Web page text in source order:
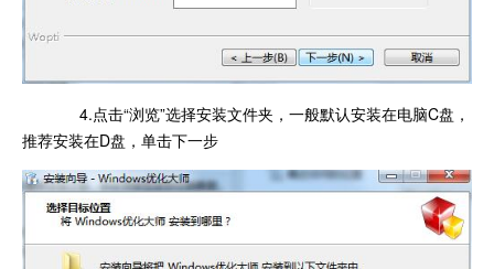
4.点击“浏览”选择安装文件夹，一般默认安装在电脑C盘，
推荐安装在D盘，单击下一步